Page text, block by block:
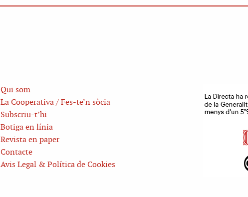
Qui som
La Cooperativa / Fes-te’n sòcia
Subscriu-t’hi
Botiga en línia
Revista en paper
Contacte
Avis Legal & Política de Cookies